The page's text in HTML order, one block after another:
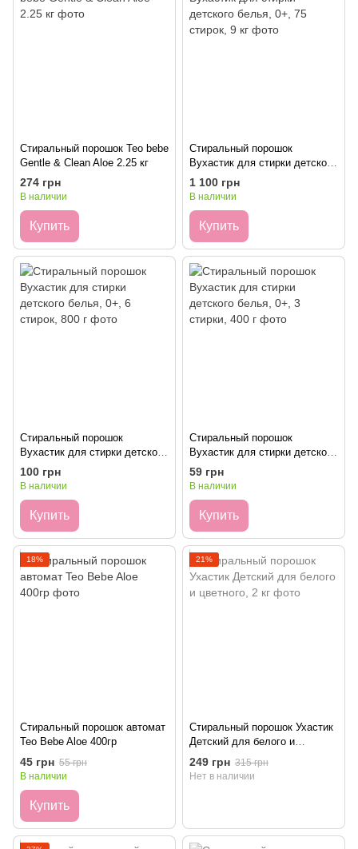
Стиральный порошок Teo bebe
Gentle & Clean Aloe 2.25 кг
274 грн
В наличии
Купить
Стиральный порошок
Вухастик для стирки детского
белья, 0+, 75 стирок, 9 кг
1 100 грн
В наличии
Купить
Стиральный порошок
Вухастик для стирки детского
белья, 0+, 6 стирок, 800 г
100 грн
В наличии
Купить
Стиральный порошок
Вухастик для стирки детского
белья, 0+, 3 стирки, 400 г
59 грн
В наличии
Купить
18%
Стиральный порошок автомат
Teo Bebe Aloe 400гр
45 грн 55 грн
В наличии
Купить
21%
Стиральный порошок Ухастик
Детский для белого и
цветного, 2 кг
249 грн 315 грн
Нет в наличии